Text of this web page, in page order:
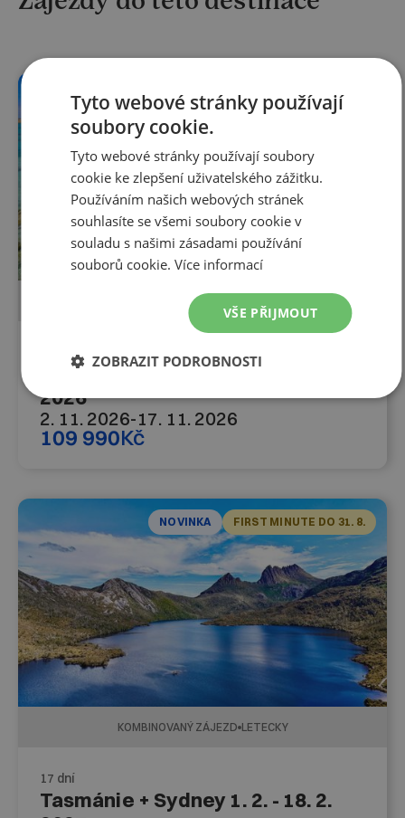
NOVINKA LAST MINUTE
POZNÁVACÍ ZÁJEZD
Západní Austrálie 2. 11. - 17. 11.
2026
2. 11. 2026-17. 11. 2026
109 990Kč
NOVINKA FIRST MINUTE DO 31. 8.
KOMBINOVANÝ ZÁJEZD LETECKY
17 dní
Tasmánie + Sydney 1. 2. - 18. 2.
Tyto webové stránky používají
soubory cookie.
Tyto webové stránky používají soubory
cookie ke zlepšení uživatelského zážitku.
Používáním našich webových stránek
souhlasíte se všemi soubory cookie v
souladu s našimi zásadami používání
souborů cookie.Více informací
VŠE PŘIJMOUT
ZOBRAZIT PODROBNOSTI